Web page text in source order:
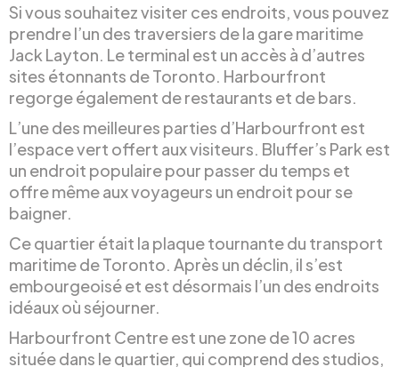
Si vous souhaitez visiter ces endroits, vous pouvez
prendre l’un des traversiers de la gare maritime
Jack Layton. Le terminal est un accès à d’autres
sites étonnants de Toronto. Harbourfront
regorge également de restaurants et de bars.
L’une des meilleures parties d’Harbourfront est
l’espace vert offert aux visiteurs. Bluffer’s Park est
un endroit populaire pour passer du temps et
offre même aux voyageurs un endroit pour se
baigner.
Ce quartier était la plaque tournante du transport
maritime de Toronto. Après un déclin, il s’est
embourgeoisé et est désormais l’un des endroits
idéaux où séjourner.
Harbourfront Centre est une zone de 10 acres
située dans le quartier, qui comprend des studios,